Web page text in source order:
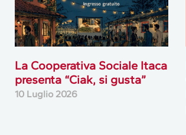
La Cooperativa Sociale Itaca
presenta “Ciak, si gusta”
10 Luglio 2026